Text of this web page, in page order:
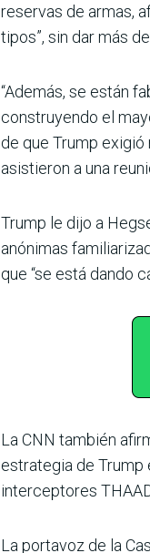
reservas de armas,
tipos”, sin dar más
“Además, se están
construyendo el
de que Trump
asistieron a una
Trump le dijo a
anónimas
que “se está dando
La CNN también
estrategia de Trump
interceptores
La portavoz de la